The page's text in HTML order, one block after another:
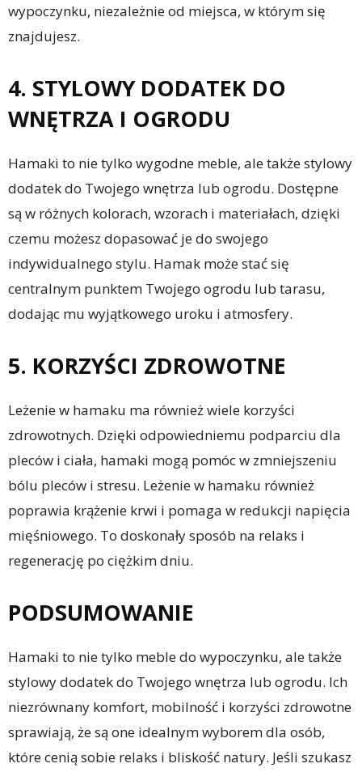
wypoczynku, niezależnie od miejsca, w którym się
znajdujesz.
4. STYLOWY DODATEK DO
WNĘTRZA I OGRODU
Hamaki to nie tylko wygodne meble, ale także stylowy
dodatek do Twojego wnętrza lub ogrodu. Dostępne
są w różnych kolorach, wzorach i materiałach, dzięki
czemu możesz dopasować je do swojego
indywidualnego stylu. Hamak może stać się
centralnym punktem Twojego ogrodu lub tarasu,
dodając mu wyjątkowego uroku i atmosfery.
5. KORZYŚCI ZDROWOTNE
Leżenie w hamaku ma również wiele korzyści
zdrowotnych. Dzięki odpowiedniemu podparciu dla
pleców i ciała, hamaki mogą pomóc w zmniejszeniu
bólu pleców i stresu. Leżenie w hamaku również
poprawia krążenie krwi i pomaga w redukcji napięcia
mięśniowego. To doskonały sposób na relaks i
regenerację po ciężkim dniu.
PODSUMOWANIE
Hamaki to nie tylko meble do wypoczynku, ale także
stylowy dodatek do Twojego wnętrza lub ogrodu. Ich
niezrównany komfort, mobilność i korzyści zdrowotne
sprawiają, że są one idealnym wyborem dla osób,
które cenią sobie relaks i bliskość natury. Jeśli szukasz